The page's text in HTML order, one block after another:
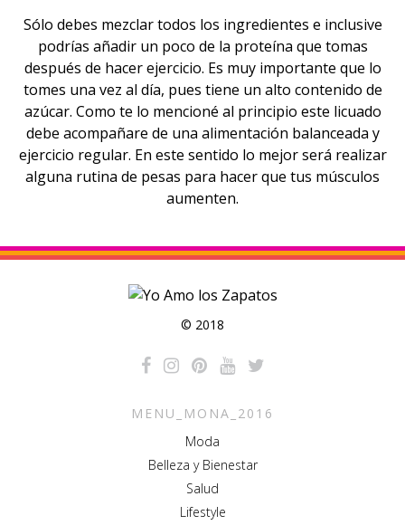
Sólo debes mezclar todos los ingredientes e inclusive
podrías añadir un poco de la proteína que tomas
después de hacer ejercicio. Es muy importante que lo
tomes una vez al día, pues tiene un alto contenido de
azúcar. Como te lo mencioné al principio este licuado
debe acompañare de una alimentación balanceada y
ejercicio regular. En este sentido lo mejor será realizar
alguna rutina de pesas para hacer que tus músculos
aumenten.
© 2018
MENU_MONA_2016
Moda
Belleza y Bienestar
Salud
Lifestyle